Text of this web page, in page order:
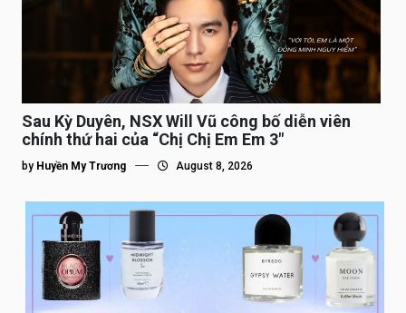
Sau Kỳ Duyên, NSX Will Vũ công bố diễn viên
chính thứ hai của “Chị Chị Em Em 3″
by Huyền My Trương August 8, 2026